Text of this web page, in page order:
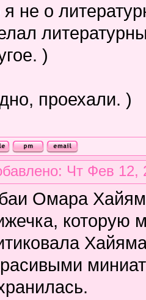
не о
)
проехали. )
Чт Фев 12,
Омара
которую